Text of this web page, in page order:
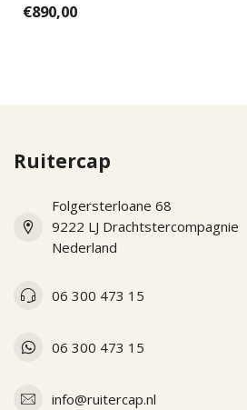
wishes, pl...
€890,00
Ruitercap
Folgersterloane 68
9222 LJ Drachtstercompagnie
Nederland
06 300 473 15
06 300 473 15
info@ruitercap.nl